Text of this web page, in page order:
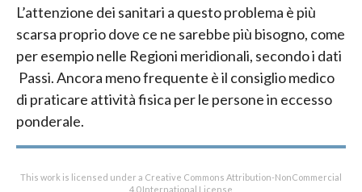
L’attenzione dei sanitari a questo problema è più
scarsa proprio dove ce ne sarebbe più bisogno, come
per esempio nelle Regioni meridionali, secondo i dati
Passi. Ancora meno frequente è il consiglio medico
di praticare attività fisica per le persone in eccesso
ponderale.
This work is licensed under a Creative Commons Attribution-NonCommercial
4.0 International License